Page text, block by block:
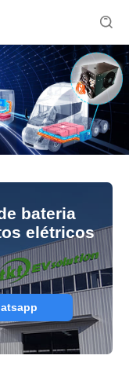

bateria
elétricos